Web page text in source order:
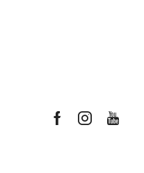
FacebookInstagramYoutube